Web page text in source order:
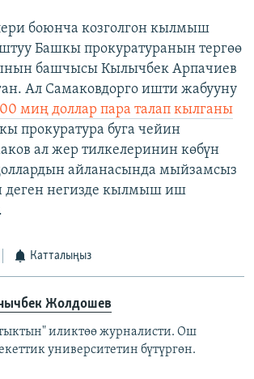
боюнча козголгон кылмыш
Башкы прокуратуранын тергөө
башчысы Кылычбек Арпачиев
Ал Самаковдорго ишти жабууну
миң доллар пара талап кылганы
прокуратура буга чейин
ал жер тилкелеринин көбүн
айланасында мыйзамсыз
деген негизде кылмыш иш
Катталыңыз
Жолдошев
иликтөө журналисти. Ош
университетин бүтүргөн.